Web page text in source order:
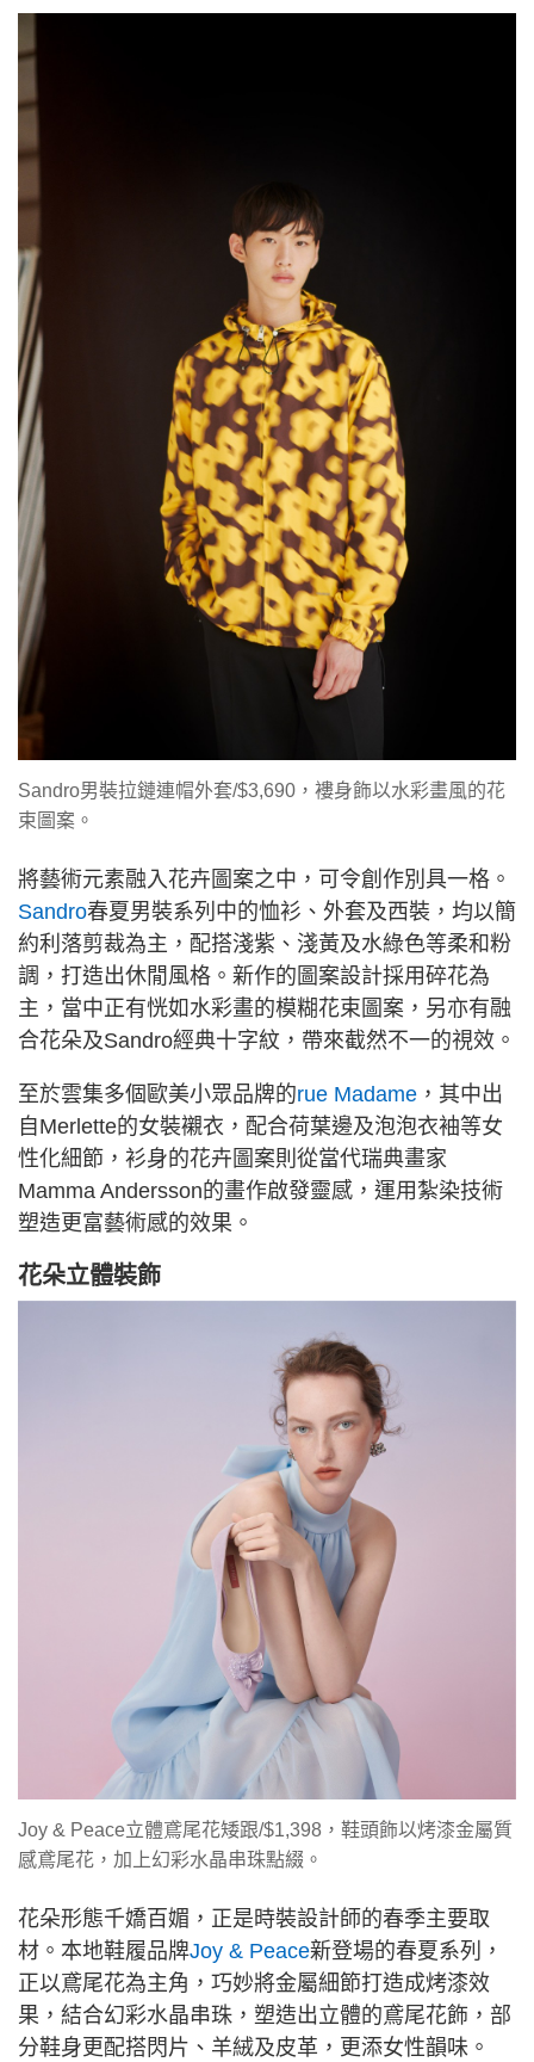
Sandro男裝拉鏈連帽外套/$3,690，褸身飾以水彩畫風的花
束圖案。
將藝術元素融入花卉圖案之中，可令創作別具一格。
Sandro春夏男裝系列中的恤衫、外套及西裝，均以簡
約利落剪裁為主，配搭淺紫、淺黃及水綠色等柔和粉
調，打造出休閒風格。新作的圖案設計採用碎花為
主，當中正有恍如水彩畫的模糊花束圖案，另亦有融
合花朵及Sandro經典十字紋，帶來截然不一的視效。
至於雲集多個歐美小眾品牌的rue Madame ，其中出
自Merlette的女裝襯衣，配合荷葉邊及泡泡衣袖等女
性化細節，衫身的花卉圖案則從當代瑞典畫家
Mamma Andersson的畫作啟發靈感，運用紮染技術
塑造更富藝術感的效果。
花朵立體裝飾
Joy & Peace立體鳶尾花矮跟/$1,398，鞋頭飾以烤漆金屬質
感鳶尾花，加上幻彩水晶串珠點綴。
花朵形態千嬌百媚，正是時裝設計師的春季主要取
材。本地鞋履品牌Joy & Peace新登場的春夏系列，
正以鳶尾花為主角，巧妙將金屬細節打造成烤漆效
果，結合幻彩水晶串珠，塑造出立體的鳶尾花飾，部
分鞋身更配搭閃片、羊絨及皮革，更添女性韻味。